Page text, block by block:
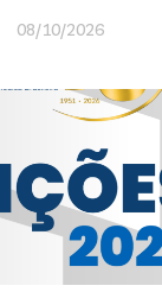
08/10/2026